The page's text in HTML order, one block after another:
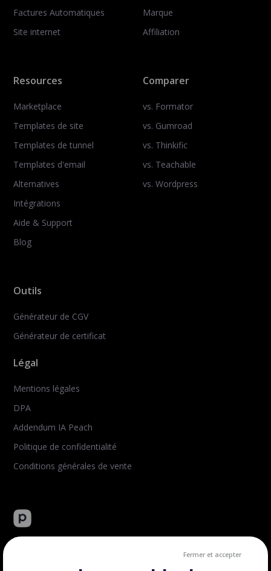
Fermer et accepter
Factures Automatiques
Site internet
Marque
Affiliation
Resources
Marketplace
Templates de site
Templates de tunnel
Templates d'email
Alternatives
Intégrations
Aide & Support
Blog
Comparer
vs. Formator
vs. Gumroad
vs. Thinkific
vs. Teachable
vs. Wordpress
Outils
Générateur de CGV
Générateur de certificat
Légal
Mentions légales
DPA
Addendum IA Peach
Politique de confidentialité
Conditions générales de vente
Peachie : plateforme tout-en-un de vente de formation en